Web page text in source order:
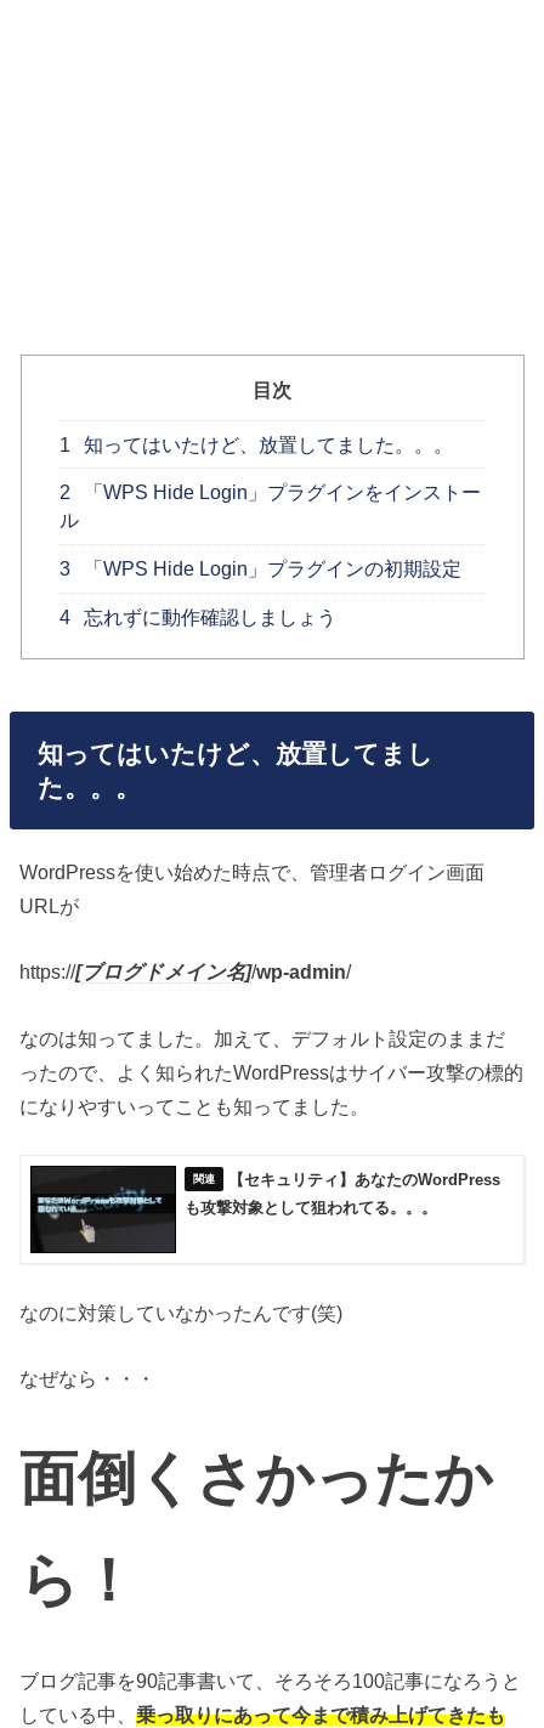
目次
1 知ってはいたけど、放置してました。。。
2
「WPS Hide Login」プラグインをインストー
ル
3 「WPS Hide Login」プラグインの初期設定
4 忘れずに動作確認しましょう
知ってはいたけど、放置してまし
た。。。
WordPressを使い始めた時点で、管理者ログイン画面
URLが
https://[ブログドメイン名]/wp-admin/
なのは知ってました。加えて、デフォルト設定のままだ
ったので、よく知られたWordPressはサイバー攻撃の標的
になりやすいってことも知ってました。
【セキュリティ】あなたのWordPress
も攻撃対象として狙われてる。。。
なのに対策していなかったんです(笑)
なぜなら・・・
面倒くさかったか
ら！
ブログ記事を90記事書いて、そろそろ100記事になろうと
している中、乗っ取りにあって今まで積み上げてきたも